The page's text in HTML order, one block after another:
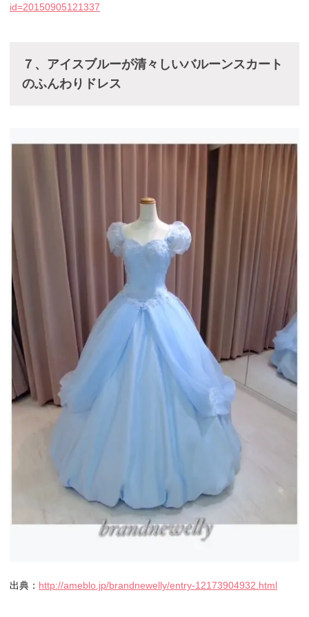
id=20150905121337
７、アイスブルーが清々しいバルーンスカート
のふんわりドレス
出典： http://ameblo.jp/brandnewelly/entry-12173904932.html